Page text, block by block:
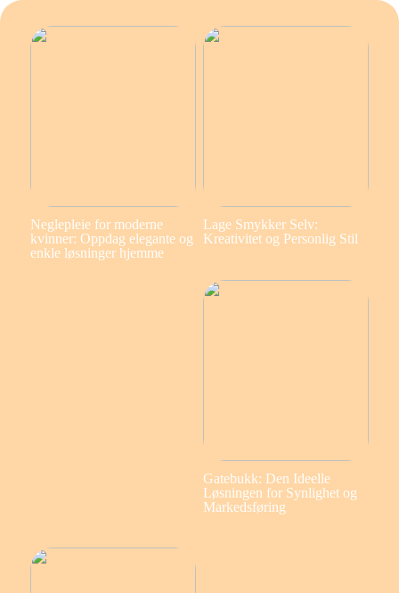
Neglepleie for moderne
kvinner: Oppdag elegante og
enkle løsninger hjemme
Lage Smykker Selv:
Kreativitet og Personlig Stil
Gatebukk: Den Ideelle
Løsningen for Synlighet og
Markedsføring